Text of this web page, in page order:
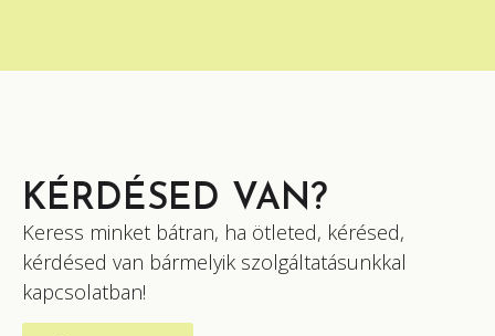
KÉRDÉSED VAN?
Keress minket bátran, ha ötleted, kérésed,
kérdésed van bármelyik szolgáltatásunkkal
kapcsolatban!